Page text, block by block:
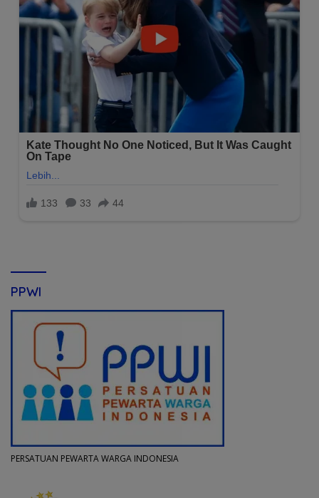
PPWI
PERSATUAN PEWARTA WARGA INDONESIA